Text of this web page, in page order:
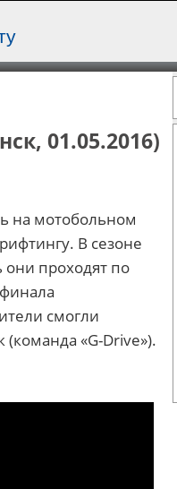
01.05.2016)
на мотобольном
В сезоне
проходят по
смогли
«G-Drive»).